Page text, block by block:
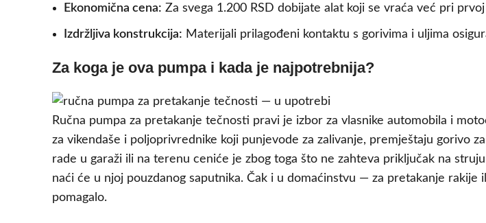
Ekonomična cena: Za svega 1.200 RSD dobijate alat koji se vraća već pri
Izdržljiva konstrukcija: Materijali prilagođeni kontaktu s gorivima i uljima
Za koga je ova pumpa i kada je najpotrebnija?
Ručna pumpa za pretakanje tečnosti pravi je izbor za vlasnike automobila i
za vikendaše i poljoprivrednike koji punjevode za zalivanje, premještaju gorivo
rade u garaži ili na terenu ceniće je zbog toga što ne zahteva priključak na
naći će u njoj pouzdanog saputnika. Čak i u domaćinstvu — za pretakanje
pomagalo.